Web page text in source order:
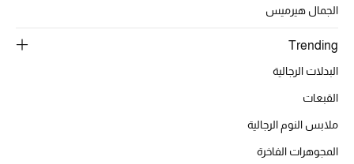
دليل ملتزمات الحقائب
حقائب رجالية
أبرز المصممين
الجمال هيرميس
Trending
البدلات الرجالية
القبعات
ملابس النوم الرجالية
المجوهرات الفاخرة